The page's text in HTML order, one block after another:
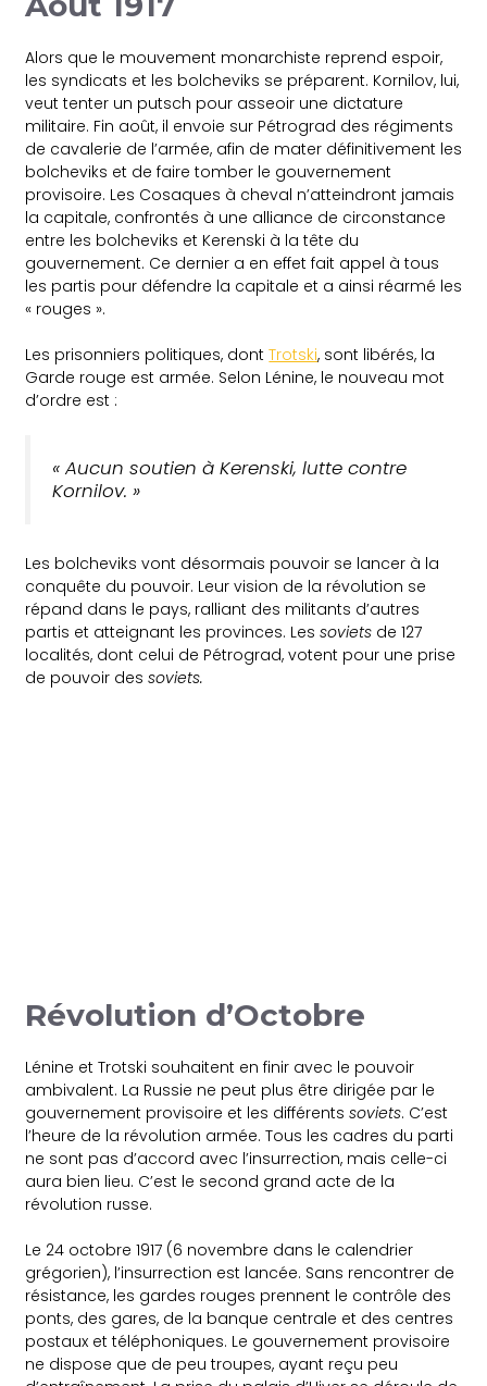
Alors que le mouvement monarchiste reprend espoir,
les syndicats et les bolcheviks se préparent. Kornilov, lui,
veut tenter un putsch pour asseoir une dictature
militaire. Fin août, il envoie sur Pétrograd des régiments
de cavalerie de l’armée, afin de mater définitivement les
bolcheviks et de faire tomber le gouvernement
provisoire. Les Cosaques à cheval n’atteindront jamais
la capitale, confrontés à une alliance de circonstance
entre les bolcheviks et Kerenski à la tête du
gouvernement. Ce dernier a en effet fait appel à tous
les partis pour défendre la capitale et a ainsi réarmé les
« rouges ».
Les prisonniers politiques, dontTrotski, sont libérés, la
Garde rouge est armée. Selon Lénine, le nouveau mot
d’ordre est :
« Aucun soutien à Kerenski, lutte contre
Kornilov. »
Les bolcheviks vont désormais pouvoir se lancer à la
conquête du pouvoir. Leur vision de la révolution se
répand dans le pays, ralliant des militants d’autres
partis et atteignant les provinces. Lessoviets de 127
localités, dont celui de Pétrograd, votent pour une prise
de pouvoir dessoviets.
Révolution d’Octobre
Lénine et Trotski souhaitent en finir avec le pouvoir
ambivalent. La Russie ne peut plus être dirigée par le
gouvernement provisoire et les différentssoviets. C’est
l’heure de la révolution armée. Tous les cadres du parti
ne sont pas d’accord avec l’insurrection, mais celle-ci
aura bien lieu. C’est le second grand acte de la
révolution russe.
Le 24 octobre 1917 (6 novembre dans le calendrier
grégorien), l’insurrection est lancée. Sans rencontrer de
résistance, les gardes rouges prennent le contrôle des
ponts, des gares, de la banque centrale et des centres
postaux et téléphoniques. Le gouvernement provisoire
ne dispose que de peu troupes, ayant reçu peu